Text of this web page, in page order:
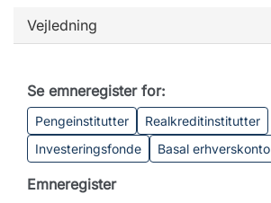
Vejledning
Se emneregister for:
Pengeinstitutter
Realkreditinstitutter
Investeringsfonde
Basal erhverskonto
Emneregister